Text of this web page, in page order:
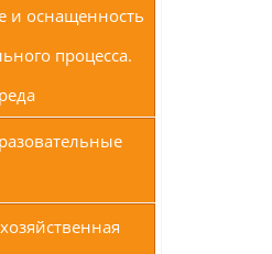
и оснащенность
процесса.